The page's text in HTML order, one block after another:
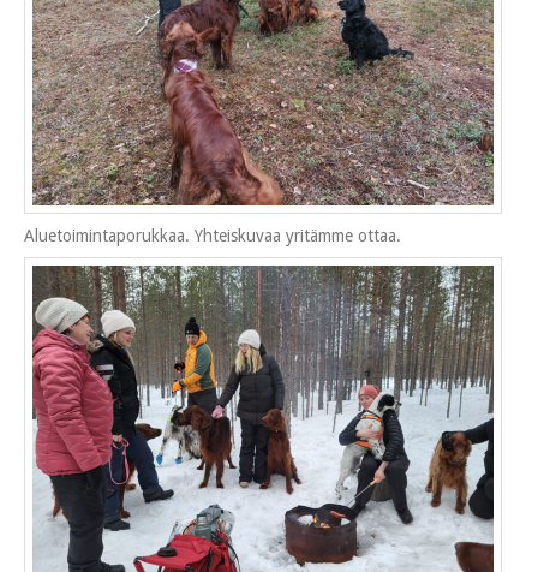
Aluetoimintaporukkaa. Yhteiskuvaa yritämme ottaa.